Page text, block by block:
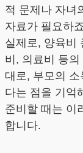
적 문제나 자녀
자료가 필요하
실제로, 양육비
비, 의료비 등
대로, 부모의
다는 점을 기억
준비할 때는 이
합니다.